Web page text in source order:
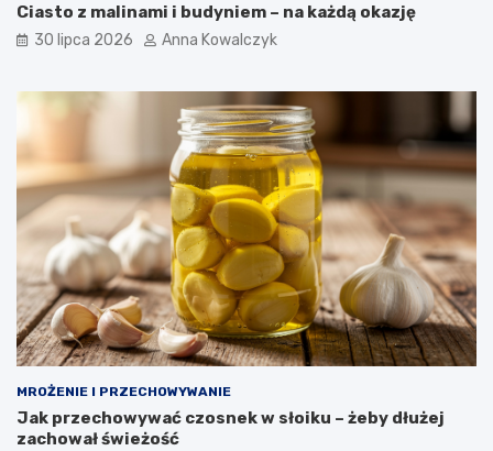
Ciasto z malinami i budyniem – na każdą okazję
30 lipca 2026 Anna Kowalczyk
MROŻENIE I PRZECHOWYWANIE
Jak przechowywać czosnek w słoiku – żeby dłużej
zachował świeżość